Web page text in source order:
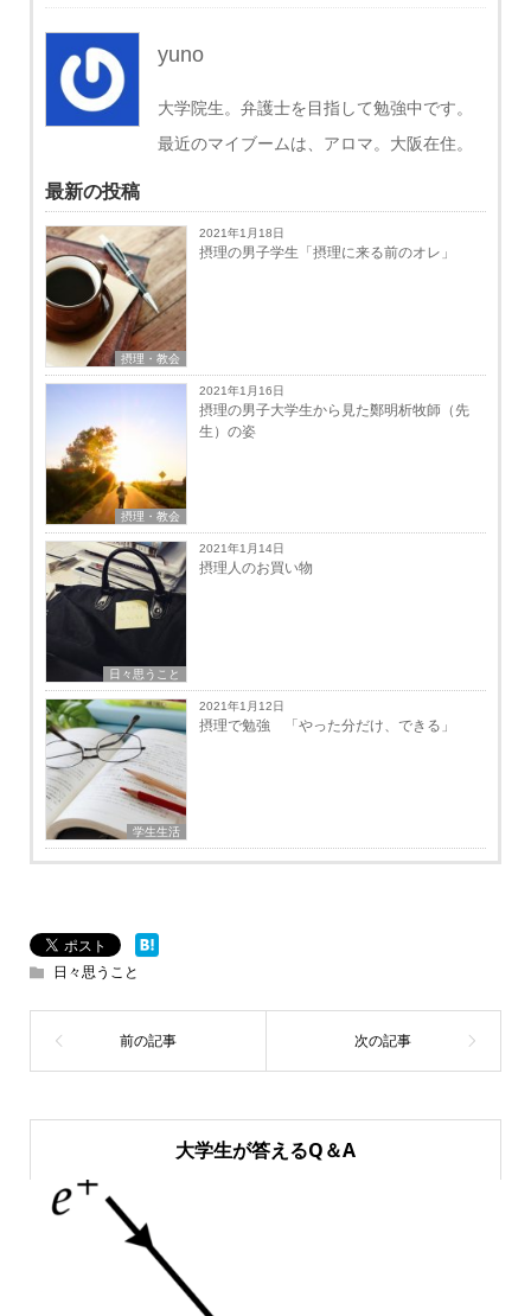
yuno
大学院生。弁護士を目指して勉強中です。
最近のマイブームは、アロマ。大阪在住。
最新の投稿
摂理・教会
2021年1月18日
摂理の男子学生「摂理に来る前のオレ」
摂理・教会
2021年1月16日
摂理の男子大学生から見た鄭明析牧師（先
生）の姿
日々思うこと
2021年1月14日
摂理人のお買い物
学生生活
2021年1月12日
摂理で勉強 「やった分だけ、できる」
日々思うこと
大学生が答えるQ＆A